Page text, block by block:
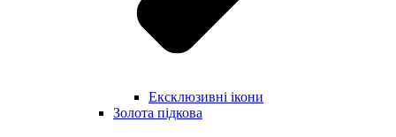
Ексклюзивні ікони
Золота підкова